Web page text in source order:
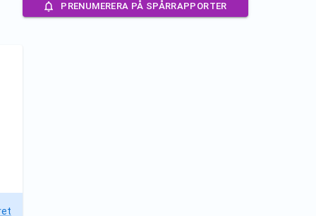
PRENUMERERA PÅ SPÅRRAPPORTER